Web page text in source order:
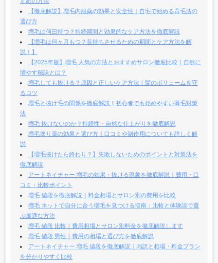
【徹底解説】増毛内服薬の効果と安全性｜自宅で始める育毛法の
選び方
増毛は何日持つ？持続期間と効果的なケア方法を徹底解説
【増毛は何ヶ月もつ？長持ちさせるための期間とケア方法を解
説！】
【2025年版】増毛 人気の方法とおすすめサロン徹底比較｜自然に
増やす秘訣とは？
増毛しても抜ける？原因と正しいケア方法｜髪のボリュームを守
るコツ
増毛と抜け毛の関係を徹底解説！初心者でも始めやすい薄毛対策
法
増毛 抜けないのか？持続性・自然な仕上がりを徹底解説
増毛塗り薬の効果と選び方｜口コミや副作用についても詳しく解
説
【増毛抜けたら終わり？】失敗しないためのポイントと対策法を
徹底解説
アートネイチャー 増毛の効果・抜ける現象を徹底解説｜費用・口
コミ・比較ポイント
増毛 値段を徹底解説｜料金相場とサロン別の費用を比較
増毛 ネットで自分に合う増毛を見つける指南：比較と体験談で選
ぶ最適な方法
増毛 値段 比較｜費用相場とサロン別料金を徹底解説します
増毛 値段 男性｜費用の相場と選び方を徹底解説
アートネイチャー 増毛 値段を徹底解説｜内訳と相場・料金プラン
を分かりやすく比較